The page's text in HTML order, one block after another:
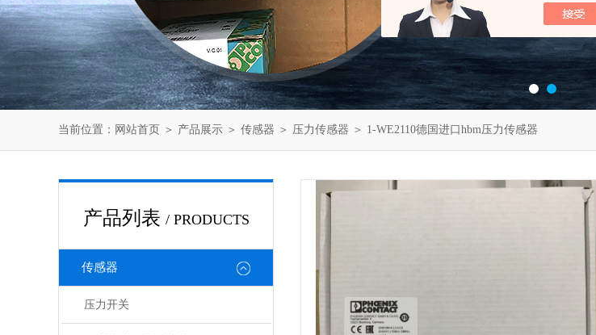
当前位置： 网站首页 ＞ 产品展示 ＞ 传感器 ＞ 压力传感器 ＞ 1-WE2110德国进口hbm压力传感器
产品列表 / PRODUCTS
传感器
压力开关